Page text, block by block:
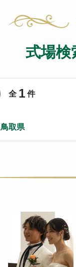
式場検
全 1 件
鳥取県